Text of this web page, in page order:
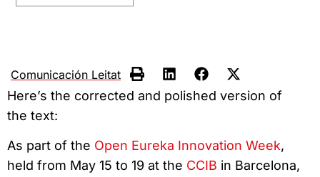
Comunicación Leitat
Here’s the corrected and polished version of
the text:
As part of the Open Eureka Innovation Week,
held from May 15 to 19 at the CCIB in Barcelona,